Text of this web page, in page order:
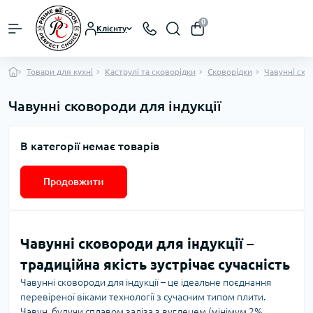
Клієнту
0
Товари для кухні Каструлі та сковорідки Сковорідки Чавунні
Чавунні сковороди для індукції
В категорії немає товарів
Продовжити
Чавунні сковороди для індукції –
традиційна якість зустрічає сучасність
Чавунні сковороди для індукції – це ідеальне поєднання
перевіреної віками технології з сучасним типом плити.